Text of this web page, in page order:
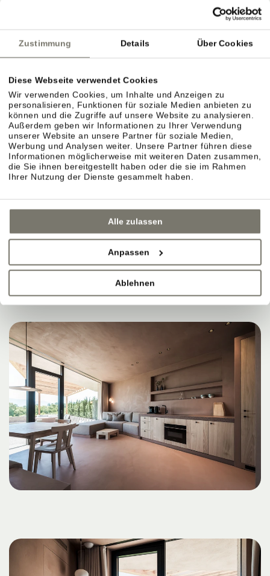
Zustimmung Details Über Cookies
Diese Webseite verwendet Cookies
Wir verwenden Cookies, um Inhalte und Anzeigen zu
personalisieren, Funktionen für soziale Medien anbieten zu
können und die Zugriffe auf unsere Website zu analysieren.
Außerdem geben wir Informationen zu Ihrer Verwendung
unserer Website an unsere Partner für soziale Medien,
Werbung und Analysen weiter. Unsere Partner führen diese
Informationen möglicherweise mit weiteren Daten zusammen,
die Sie ihnen bereitgestellt haben oder die sie im Rahmen
Ihrer Nutzung der Dienste gesammelt haben.
Alle zulassen
Anpassen
Ablehnen